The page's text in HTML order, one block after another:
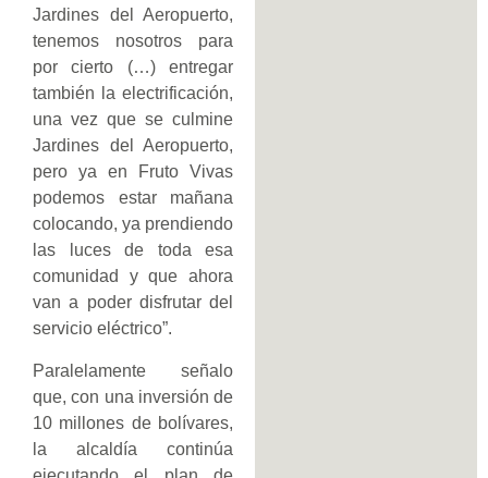
Jardines del Aeropuerto,
tenemos nosotros para
por cierto (…) entregar
también la electrificación,
una vez que se culmine
Jardines del Aeropuerto,
pero ya en Fruto Vivas
podemos estar mañana
colocando, ya prendiendo
las luces de toda esa
comunidad y que ahora
van a poder disfrutar del
servicio eléctrico”.
Paralelamente señalo
que, con una inversión de
10 millones de bolívares,
la alcaldía continúa